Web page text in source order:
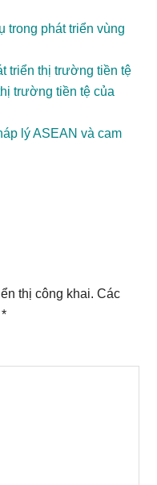
trong phát triển vùng
triển thị trường tiền tệ
trường tiền tệ của
lý ASEAN và cam
thị công khai. Các
*